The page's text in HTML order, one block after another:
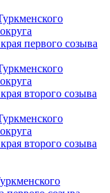
первого созыва
второго созыва
второго созыва